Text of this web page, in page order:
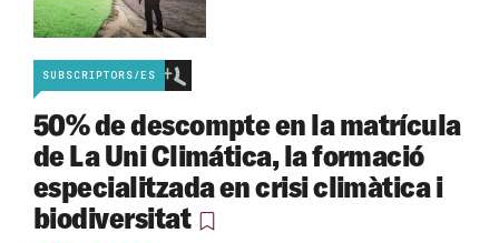
SUBSCRIPTORS/ES
50% de descompte en la matrícula
de La Uni Climática, la formació
especialitzada en crisi climàtica i
biodiversitat